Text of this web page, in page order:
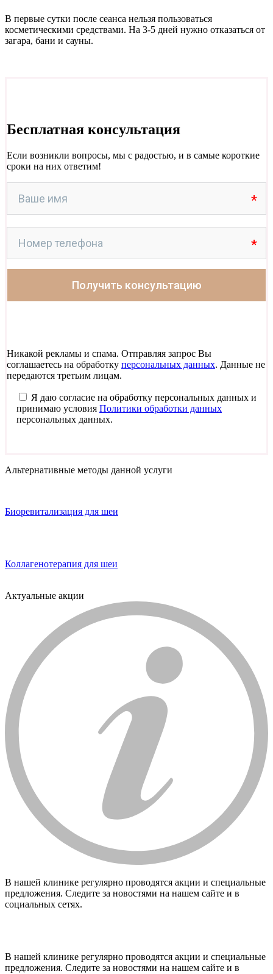
В первые сутки после сеанса нельзя пользоваться
косметическими средствами. На 3-5 дней нужно отказаться от
загара, бани и сауны.
Бесплатная консультация
Если возникли вопросы, мы с радостью, и в самые короткие
сроки на них ответим!
Никакой рекламы и спама. Отправляя запрос Вы
соглашаетесь на обработку персональных данных. Данные не
передаются третьим лицам.
Я даю согласие на обработку персональных данных и
принимаю условия Политики обработки данных
персональных данных.
Альтернативные методы данной услуги
Биоревитализация для шеи
Коллагенотерапия для шеи
Актуальные акции
В нашей клинике регулярно проводятся акции и специальные
предложения. Следите за новостями на нашем сайте и в
социальных сетях.
В нашей клинике регулярно проводятся акции и специальные
предложения. Следите за новостями на нашем сайте и в